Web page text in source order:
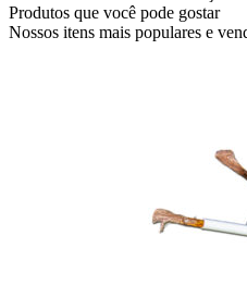
Produtos que você pode gostar
Nossos itens mais populares e